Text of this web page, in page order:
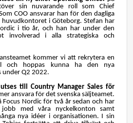
sin nuvarande roll som Chief
COO ansvarar han för den dagliga
huvudkontoret i Göteborg. Stefan har
i tio år, och han har under den
involverad i alla strategiska och
kommer vi att rekrytera en
och hoppas kunna ha den nya
under Q2 2022.
till Country Manager Sales för
ansvara för det svenska säljteamet.
Focus Nordic för två år sedan och har
med våra nyckelkonton samt
nya idéer i organisationen. I sin